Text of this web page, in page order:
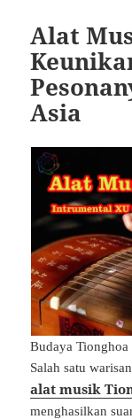
Alat
Asia
Budaya
Salah satu
alat musik
menghasilkan